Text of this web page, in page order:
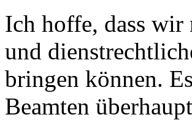
Ich hoffe, dass wir
und
bringen können.
Beamten